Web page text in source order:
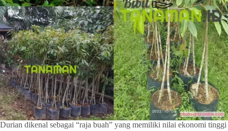
Durian dikenal sebagai “raja buah” yang memiliki nilai ekonomi tinggi